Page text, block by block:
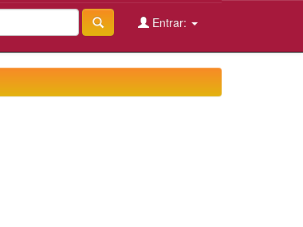
Entrar: